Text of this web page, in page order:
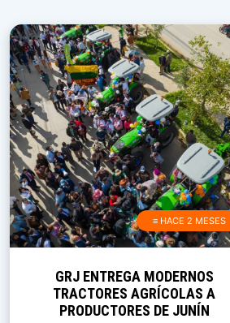
≡ HACE 2 MESES
GRJ ENTREGA MODERNOS
TRACTORES AGRÍCOLAS A
PRODUCTORES DE JUNÍN